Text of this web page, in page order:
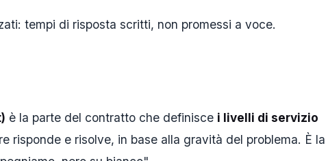
tempi di risposta scritti, non promessi a voce.
è la parte del contratto che definisce i livelli di servizio
risponde e risolve, in base alla gravità del problema. È la